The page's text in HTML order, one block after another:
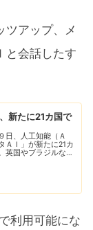
ツアップ、メ
と会話したす
新たに21カ国で
日、人工知能（Ａ
ＡＩ」が新たに21カ
英国やブラジルなど
利用可能にな